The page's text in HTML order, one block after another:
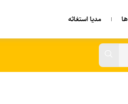
مدیا استغاثه